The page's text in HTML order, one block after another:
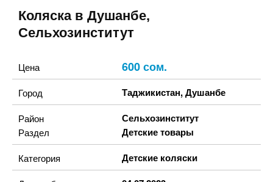
Коляска в Душанбе,
Сельхозинститут
Цена 600 сом.
Город Таджикистан,Душанбе
Район Сельхозинститут
Раздел Детские товары
Категория Детские коляски